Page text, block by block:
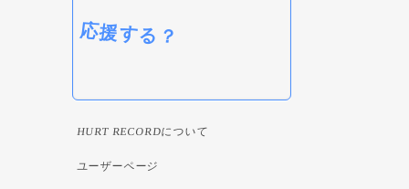
応援する？
HURT RECORDについて
ユーザーページ